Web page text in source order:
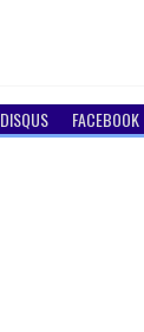
DISQUS FACEBOOK